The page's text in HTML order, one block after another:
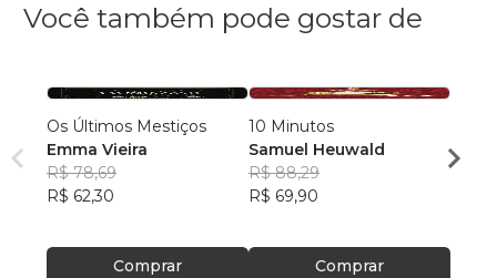
Você também pode gostar de
Os Últimos Mestiços
Emma Vieira
R$ 78,69
R$ 62,30
Comprar
10 Minutos
Samuel Heuwald
R$ 88,29
R$ 69,90
Comprar
Jairo